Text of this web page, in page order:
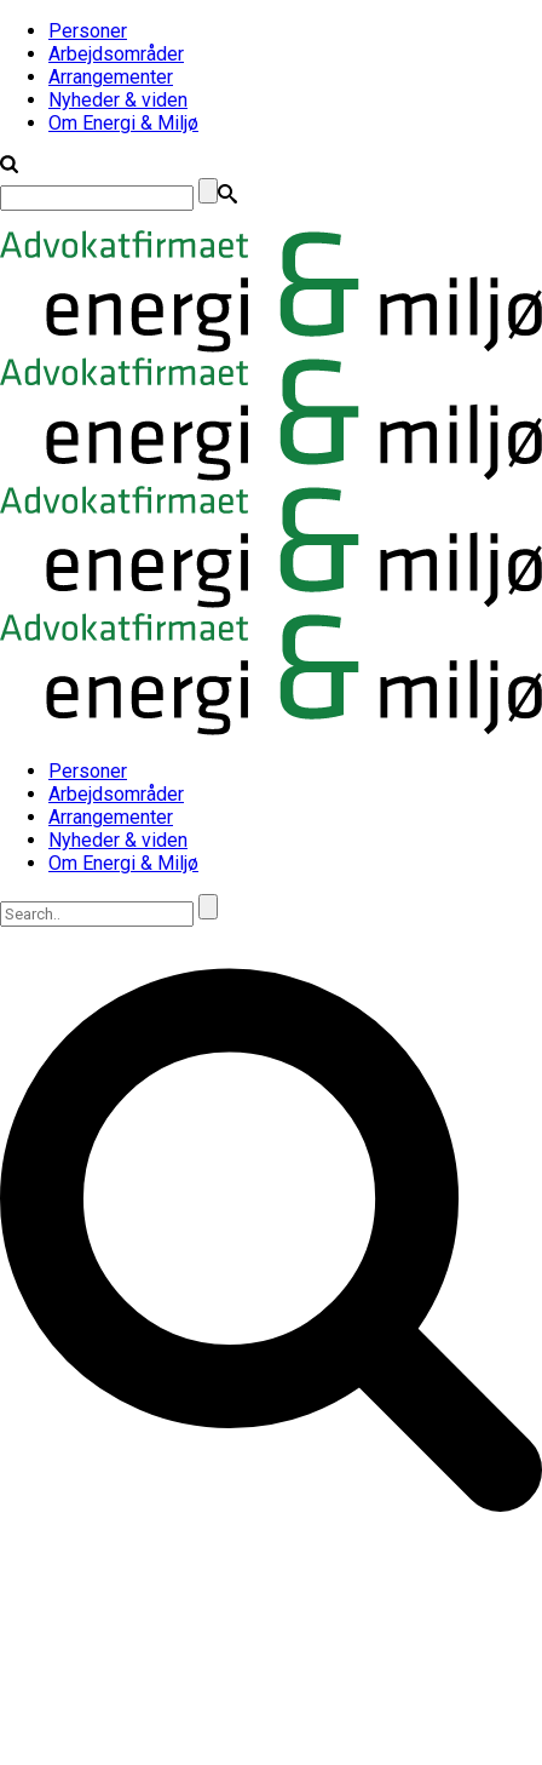
Personer
Arbejdsområder
Arrangementer
Nyheder & viden
Om Energi & Miljø
Personer
Arbejdsområder
Arrangementer
Nyheder & viden
Om Energi & Miljø